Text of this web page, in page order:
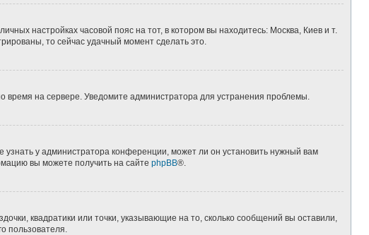
настройках часовой пояс на тот, в котором вы находитесь: Москва, Киев и т.
то сейчас удачный момент сделать это.
время на сервере. Уведомите администратора для устранения проблемы.
у администратора конференции, может ли он установить нужный вам
вы можете получить на сайте phpBB®.
квадратики или точки, указывающие на то, сколько сообщений вы оставили,
пользователя.